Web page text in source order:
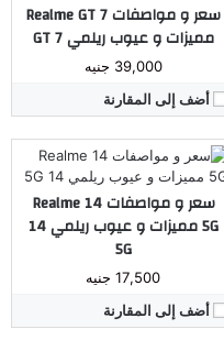
سعر و مواصفات Realme GT 7
مميزات و عيوب ريلمي GT 7
39,000 جنيه
أضف إلى المقارنة
سعر و مواصفات Realme 14
5G مميزات و عيوب ريلمي 14
5G
17,500 جنيه
أضف إلى المقارنة
ذاكرة داخليه / رام:256 جيجا مع 12 جيجا رام
الشاشة:6.67 بوصة بدقة 1080x2400 بها ثقب صغير
نظام التشغيل:
اندرويد 15
مراجعة كاملة ←